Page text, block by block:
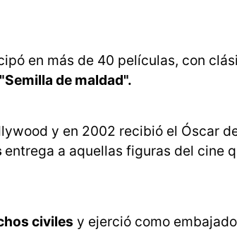
en más de 40 películas, con
"Semilla de maldad".
y en 2002 recibió el Óscar
entrega a aquellas figuras del cine
civiles y ejerció como